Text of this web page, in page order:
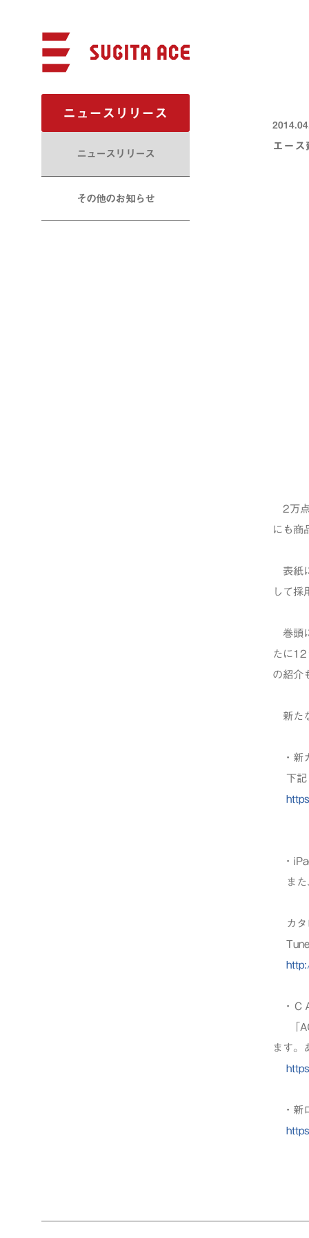
ニュースリリース
ニュースリリース
その他のお知らせ
エー
2万点
にも商
表紙
して採
巻頭
たに
の紹介
新た
・新
下記
・
また
カタ
・Ｃ
「
ます。
・新